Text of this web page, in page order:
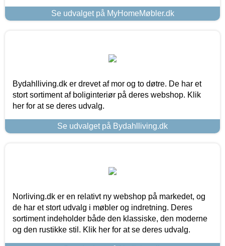
Se udvalget på MyHomeMøbler.dk
Bydahlliving.dk er drevet af mor og to døtre. De har et
stort sortiment af boliginteriør på deres webshop. Klik
her for at se deres udvalg.
Se udvalget på Bydahlliving.dk
Norliving.dk er en relativt ny webshop på markedet, og
de har et stort udvalg i møbler og indretning. Deres
sortiment indeholder både den klassiske, den moderne
og den rustikke stil. Klik her for at se deres udvalg.